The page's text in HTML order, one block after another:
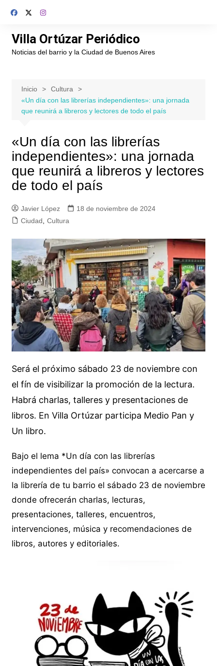
Villa Ortúzar Periódico
Noticias del barrio y la Ciudad de Buenos Aires
Inicio
Cultura
«Un día con las librerías independientes»: una jornada
que reunirá a libreros y lectores de todo el país
«Un día con las librerías
independientes»: una jornada
que reunirá a libreros y lectores
de todo el país
Javier López
18 de noviembre de 2024
Ciudad
Cultura
Será el próximo sábado 23 de noviembre con
el fín de visibilizar la promoción de la lectura.
Habrá charlas, talleres y presentaciones de
libros. En Villa Ortúzar participa Medio Pan y
Un libro.
Bajo el lema *Un día con las librerías
independientes del país» convocan a acercarse a
la librería de tu barrio el sábado 23 de noviembre
donde ofrecerán charlas, lecturas,
presentaciones, talleres, encuentros,
intervenciones, música y recomendaciones de
libros, autores y editoriales.